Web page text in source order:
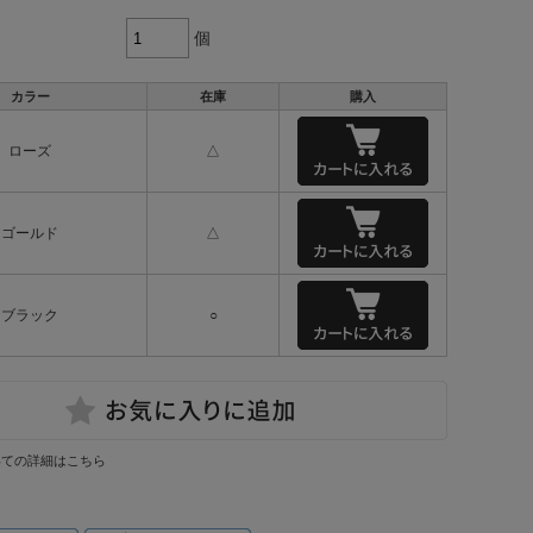
個
カラー 在庫 購入
ローズ △
ゴールド △
ブラック ○
の詳細はこちら